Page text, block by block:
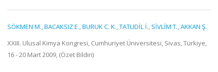
SÖKMEN M.,BACAKSIZ E.,BURUK C. K.,TATLIDİL İ., SİVLİM T.,AKKAN Ş.
XXIII. Ulusal Kimya Kongresi, Cumhuriyet Üniversitesi, Sivas, Türkiye,
16 - 20 Mart 2009, (Özet Bildiri)